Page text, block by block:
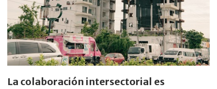
La colaboración intersectorial es